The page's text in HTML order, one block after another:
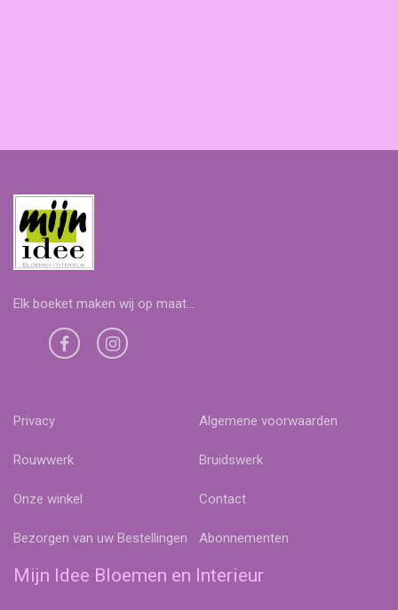
Elk boeket maken wij op maat...
Privacy Algemene voorwaarden
Rouwwerk Bruidswerk
Onze winkel Contact
Bezorgen van uw Bestellingen Abonnementen
Mijn Idee Bloemen en Interieur